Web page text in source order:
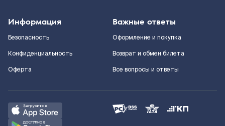
Информация
Безопасность
Конфиденциальность
Оферта
Важные ответы
Оформление и покупка
Возврат и обмен билета
Все вопросы и ответы